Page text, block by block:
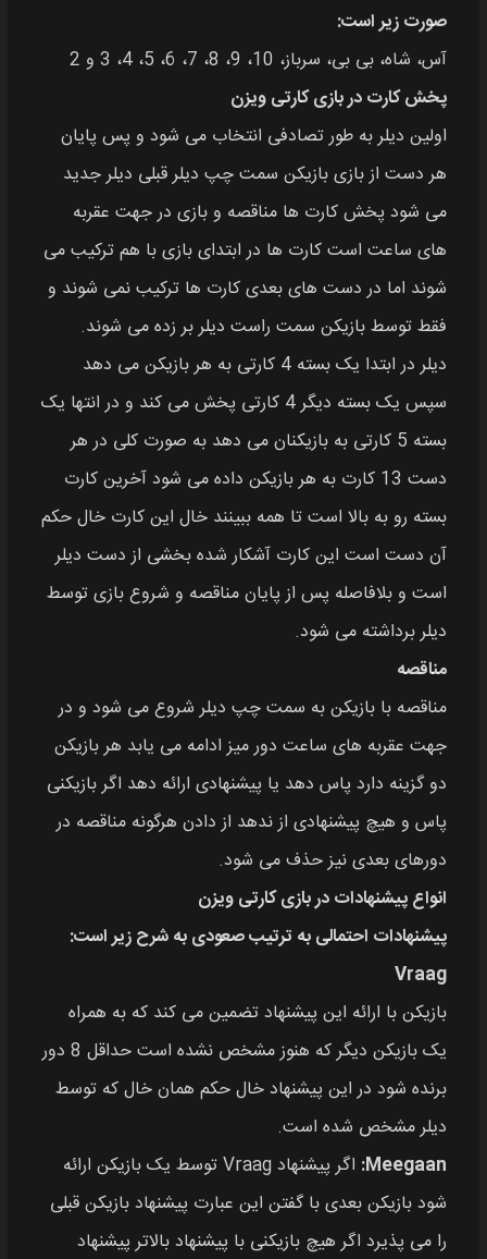
صورت زیر است:
آس، شاه، بی بی، سرباز، 10، 9، 8، 7، 6، 5، 4، 3 و 2
پخش کارت در بازی کارتی ویزن
اولین دیلر به طور تصادفی انتخاب می‌ شود و پس پایان
هر دست از بازی بازیکن سمت چپ دیلر قبلی دیلر جدید
می‌ شود پخش کارت‌ ها مناقصه و بازی در جهت عقربه‌
های ساعت است کارت‌ ها در ابتدای بازی با هم ترکیب می‌
شوند اما در دست‌ های بعدی کارت‌ ها ترکیب نمی‌ شوند و
فقط توسط بازیکن سمت راست دیلر بر زده می‌ شوند.
دیلر در ابتدا یک بسته 4 کارتی به هر بازیکن می‌ دهد
سپس یک بسته دیگر 4 کارتی پخش می‌ کند و در انتها یک
بسته 5 کارتی به بازیکنان می‌ دهد به صورت کلی در هر
دست 13 کارت به هر بازیکن داده می‌ شود آخرین کارت
بسته رو به بالا است تا همه ببینند خال این کارت خال حکم
آن دست است این کارت آشکار شده بخشی از دست دیلر
است و بلافاصله پس از پایان مناقصه و شروع بازی توسط
دیلر برداشته می‌ شود.
مناقصه
مناقصه با بازیکن به سمت چپ دیلر شروع می‌ شود و در
جهت عقربه‌ های ساعت دور میز ادامه می‌ یابد هر بازیکن
دو گزینه دارد پاس دهد یا پیشنهادی ارائه دهد اگر بازیکنی
پاس و هیچ پیشنهادی از ندهد از دادن هرگونه مناقصه در
دورهای بعدی نیز حذف می‌ شود.
انواع پیشنهادات در بازی کارتی ویزن
پیشنهادات احتمالی به ترتیب صعودی به شرح زیر است:
Vraag
بازیکن با ارائه این پیشنهاد تضمین می‌ کند که به همراه
یک بازیکن دیگر که هنوز مشخص نشده است حداقل 8 دور
برنده شود در این پیشنهاد خال حکم همان خال که توسط
دیلر مشخص شده است.
Meegaan:
اگر پیشنهاد Vraag توسط یک بازیکن ارائه
شود بازیکن بعدی با گفتن این عبارت پیشنهاد بازیکن قبلی
را می‌ پذیرد اگر هیچ بازیکنی با پیشنهاد بالاتر پیشنهاد